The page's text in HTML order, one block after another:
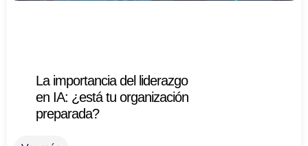
La importancia del liderazgo
en IA: ¿está tu organización
preparada?